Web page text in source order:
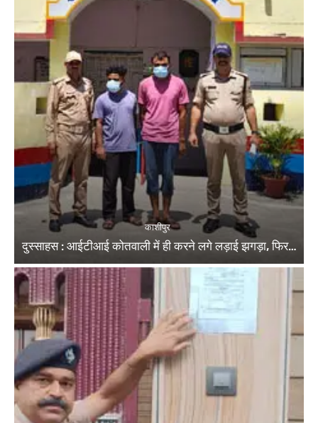
काशीपुर
दुस्साहस : आईटीआई कोतवाली में ही करने लगे लड़ाई झगड़ा, फिर…